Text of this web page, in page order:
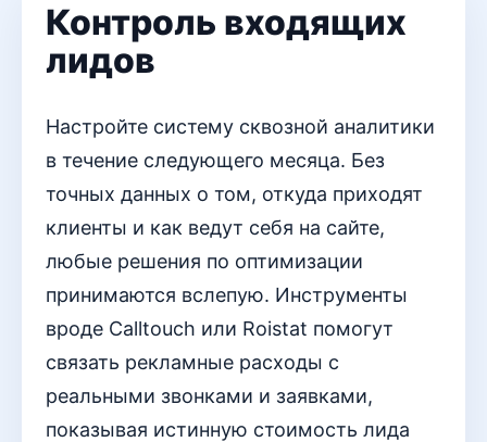
Контроль входящих
лидов
Настройте систему сквозной аналитики
в течение следующего месяца. Без
точных данных о том, откуда приходят
клиенты и как ведут себя на сайте,
любые решения по оптимизации
принимаются вслепую. Инструменты
вроде Calltouch или Roistat помогут
связать рекламные расходы с
реальными звонками и заявками,
показывая истинную стоимость лида